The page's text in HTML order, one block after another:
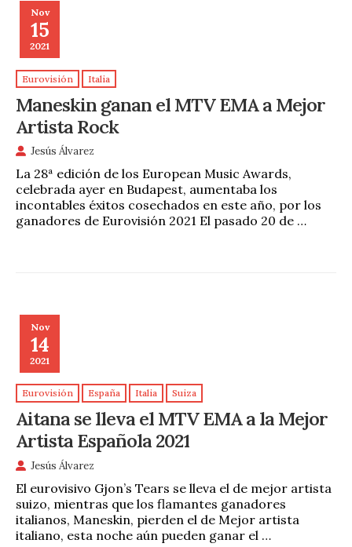
Nov
15
2021
Eurovisión Italia
Maneskin ganan el MTV EMA a Mejor
Artista Rock
Jesús Álvarez
La 28ª edición de los European Music Awards,
celebrada ayer en Budapest, aumentaba los
incontables éxitos cosechados en este año, por los
ganadores de Eurovisión 2021 El pasado 20 de …
Nov
14
2021
Eurovisión España Italia Suiza
Aitana se lleva el MTV EMA a la Mejor
Artista Española 2021
Jesús Álvarez
El eurovisivo Gjon’s Tears se lleva el de mejor artista
suizo, mientras que los flamantes ganadores
italianos, Maneskin, pierden el de Mejor artista
italiano, esta noche aún pueden ganar el …